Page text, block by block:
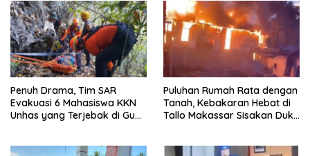
Penuh Drama, Tim SAR
Evakuasi 6 Mahasiswa KKN
Unhas yang Terjebak di Gua
Puluhan Rumah Rata dengan
Tanah, Kebakaran Hebat di
Tallo Makassar Sisakan Duka